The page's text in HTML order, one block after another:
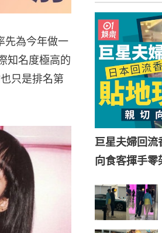
先為今年做一
知名度極高的
只是排名第
巨星夫婦回
向食客揮手零